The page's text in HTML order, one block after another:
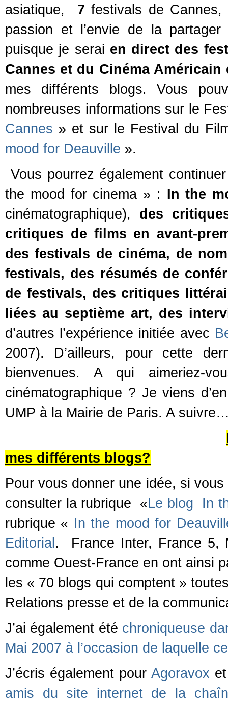
asiatique, 7 festivals de Cannes,
passion et l’envie de la
puisque je serai en direct des
Cannes et du Cinéma Américain
mes différents blogs. Vous
nombreuses informations sur le
Cannes » et sur le Festival du
mood for Deauville ».
Vous pourrez également
the mood for cinema » : In the
cinématographique), des
critiques de films en avant-
des festivals de cinéma, de
festivals, des résumés de
de festivals, des critiques
liées au septième art, des
d’autres l’expérience initiée avec
2007). D’ailleurs, pour cette
bienvenues. A qui aimeriez-
cinématographique ? Je viens
UMP à la Mairie de Paris. A
mes différents blogs?
Pour vous donner une idée, si
consulter la rubrique «Le blog In
rubrique « In the mood for
Editorial . France Inter, France 5,
comme Ouest-France en ont ainsi
les « 70 blogs qui comptent »
Relations presse et de la
J’ai également été chroniqueuse
Mai 2007 à l’occasion de laquelle
J’écris également pourAgoravox
amis du site internet de la